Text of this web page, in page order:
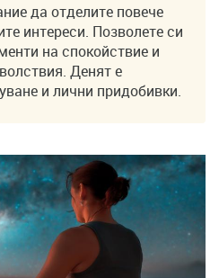
да отделите повече
интереси. Позволете си
на спокойствие и
Денят е
и лични придобивки.